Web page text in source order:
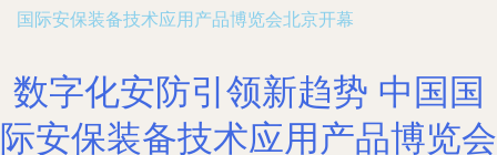
国际安保装备技术应用产品博览会北京开幕
数字化安防引领新趋势 中国国
际安保装备技术应用产品博览会